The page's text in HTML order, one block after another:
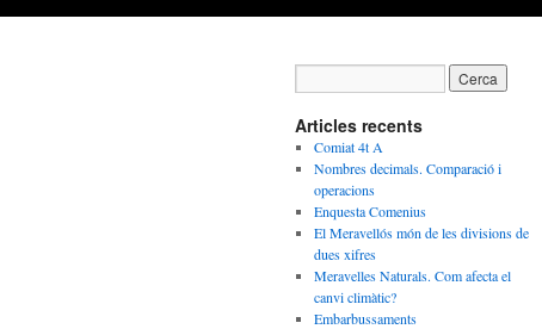
Articles recents
Comiat 4t A
Nombres decimals. Comparació i
operacions
Enquesta Comenius
El Meravellós món de les divisions de
dues xifres
Meravelles Naturals. Com afecta el
canvi climàtic?
Embarbussaments